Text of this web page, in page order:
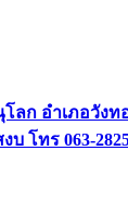
ก อำเภอวังท
บ โทร 063-